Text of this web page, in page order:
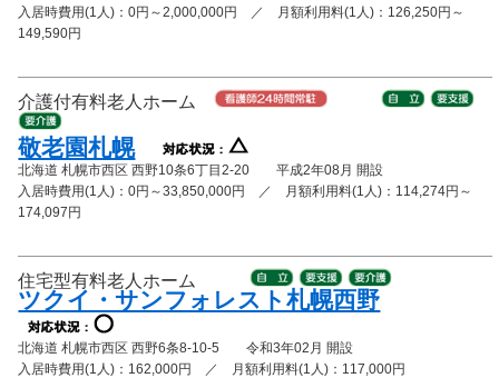
入居時費用(1人)：0円～2,000,000円 ／ 月額利用料(1人)：126,250円～
149,590円
介護付有料老人ホーム
敬老園札幌
北海道 札幌市西区 西野10条6丁目2-20 平成2年08月 開設
入居時費用(1人)：0円～33,850,000円 ／ 月額利用料(1人)：114,274円～
174,097円
住宅型有料老人ホーム
ツクイ・サンフォレスト札幌西野
北海道 札幌市西区 西野6条8-10-5 令和3年02月 開設
入居時費用(1人)：162,000円 ／ 月額利用料(1人)：117,000円